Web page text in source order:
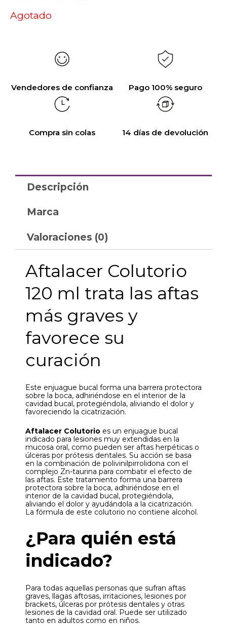
Agotado
Vendedores de confianza Pago 100% seguro
Compra sin colas 14 días de devolución
Descripción
Marca
Valoraciones (0)
Aftalacer Colutorio
120 ml trata las aftas
más graves y
favorece su
curación
Este enjuague bucal forma una barrera protectora
sobre la boca, adhiriéndose en el interior de la
cavidad bucal, protegiéndola, aliviando el dolor y
favoreciendo la cicatrización.
Aftalacer Colutorio es un enjuague bucal
indicado para lesiones muy extendidas en la
mucosa oral, como pueden ser aftas herpéticas o
úlceras por prótesis dentales. Su acción se basa
en la combinación de polivinilpirrolidona con el
complejo Zn-taurina para combatir el efecto de
las aftas. Este tratamiento forma una barrera
protectora sobre la boca, adhiriéndose en el
interior de la cavidad bucal, protegiéndola,
aliviando el dolor y ayudándola a la cicatrización.
La fórmula de este colutorio no contiene alcohol.
¿Para quién está
indicado?
Para todas aquellas personas que sufran aftas
graves, llagas aftosas, irritaciones, lesiones por
brackets, úlceras por prótesis dentales y otras
lesiones de la cavidad oral. Puede ser utilizado
tanto en adultos como en niños.